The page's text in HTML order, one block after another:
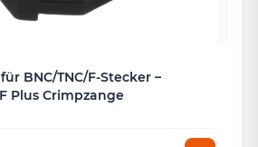
BNC/TNC/F-Stecker –
Plus Crimpzange